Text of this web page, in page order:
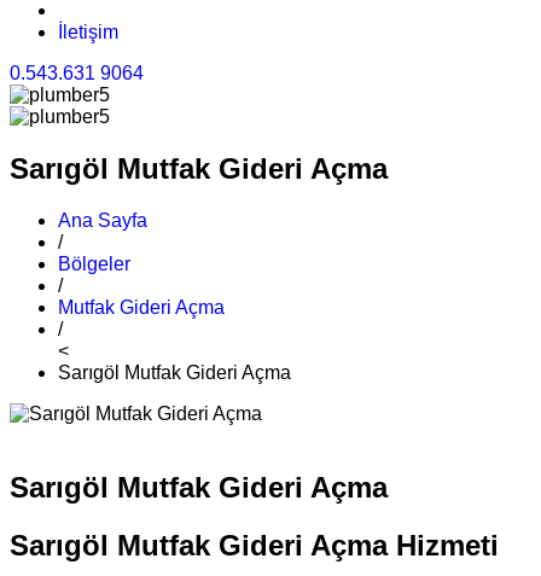
İletişim
0.543.631 9064
Sarıgöl Mutfak Gideri Açma
Ana Sayfa
/
Bölgeler
/
Mutfak Gideri Açma
/
<
Sarıgöl Mutfak Gideri Açma
Sarıgöl Mutfak Gideri Açma
Sarıgöl Mutfak Gideri Açma Hizmeti